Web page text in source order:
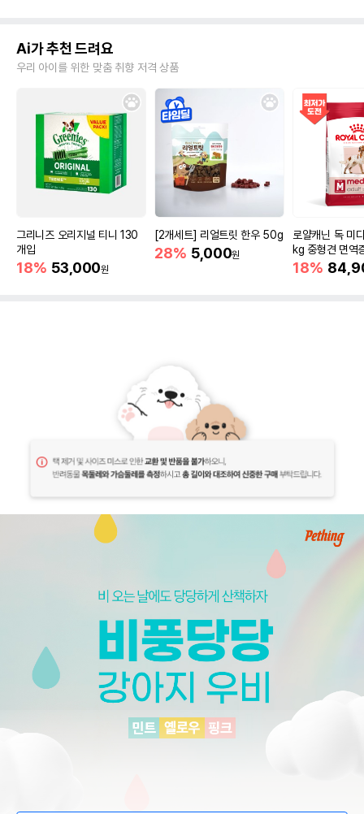
Ai가 추천 드려요
우리 아이를 위한 맞춤 취향 저격 상품
그리니즈 오리지널 티니 130
개입
18% 53,000원
[2개세트] 리얼트릿 한우 50g
28% 5,000원
로얄캐닌 독 미
kg 중형견 면역
18%